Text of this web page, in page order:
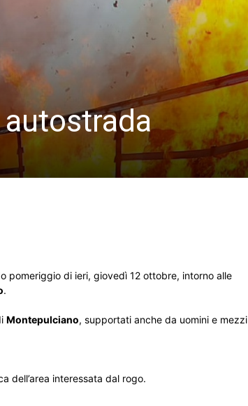
pomeriggio di ieri, giovedì 12 ottobre, intorno alle
.
Montepulciano, supportati anche da uomini e mezzi
dell’area interessata dal rogo.